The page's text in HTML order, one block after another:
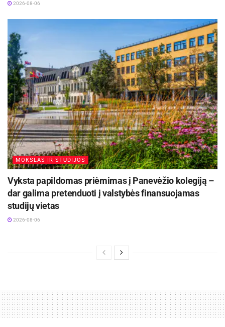
2026-08-06
MOKSLAS IR STUDIJOS
Vyksta papildomas priėmimas į Panevėžio kolegiją –
dar galima pretenduoti į valstybės finansuojamas
studijų vietas
2026-08-06